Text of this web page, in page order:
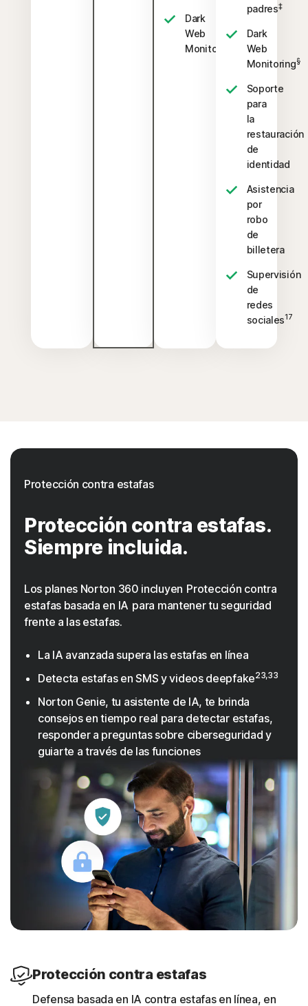
Dark
Web
Monitoring
padres‡
Dark
Web
Monitoring§
Soporte
para
la
restauración
de
identidad
Asistencia
por
robo
de
billetera
Supervisión
de
redes
sociales17
Protección contra estafas
Protección contra estafas.
Siempre incluida.
Los planes Norton 360 incluyen Protección contra
estafas basada en IA para mantener tu seguridad
frente a las estafas.
La IA avanzada supera las estafas en línea
Detecta estafas en SMS y videos deepfake23,33
Norton Genie, tu asistente de IA, te brinda
consejos en tiempo real para detectar estafas,
responder a preguntas sobre ciberseguridad y
guiarte a través de las funciones
Protección contra estafas
Defensa basada en IA contra estafas en línea, en